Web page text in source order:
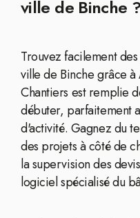
ville de Binche
Trouvez facilement
ville de Binche grâce
Chantiers est remplie
débuter, parfaitement
d'activité. Gagnez du
des projets à côté de
la supervision des
logiciel spécialisé du